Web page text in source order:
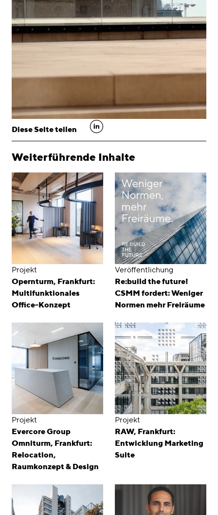
Diese Seite teilen linkedin
Weiterführende Inhalte
Projekt
Opernturm, Frankfurt:
Multifunktionales
Office-Konzept
Veröffentlichung
Re:build the future!
CSMM fordert: Weniger
Normen mehr Freiräume
Projekt
Evercore Group
Omniturm, Frankfurt:
Relocation,
Raumkonzept & Design
Projekt
RAW, Frankfurt:
Entwicklung Marketing
Suite